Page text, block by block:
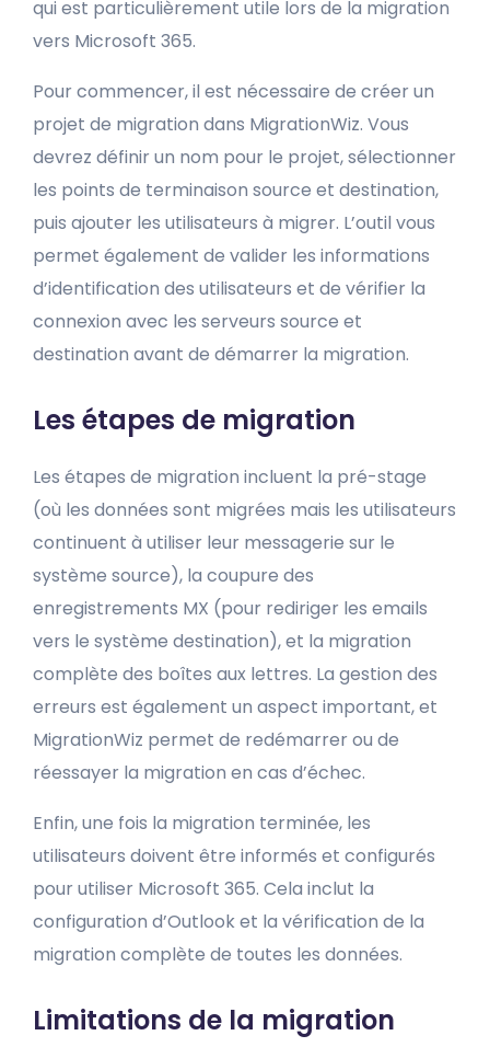
qui est particulièrement utile lors de la migration
vers Microsoft 365.
Pour commencer, il est nécessaire de créer un
projet de migration dans MigrationWiz. Vous
devrez définir un nom pour le projet, sélectionner
les points de terminaison source et destination,
puis ajouter les utilisateurs à migrer. L’outil vous
permet également de valider les informations
d’identification des utilisateurs et de vérifier la
connexion avec les serveurs source et
destination avant de démarrer la migration.
Les étapes de migration
Les étapes de migration incluent la pré-stage
(où les données sont migrées mais les utilisateurs
continuent à utiliser leur messagerie sur le
système source), la coupure des
enregistrements MX (pour rediriger les emails
vers le système destination), et la migration
complète des boîtes aux lettres. La gestion des
erreurs est également un aspect important, et
MigrationWiz permet de redémarrer ou de
réessayer la migration en cas d’échec.
Enfin, une fois la migration terminée, les
utilisateurs doivent être informés et configurés
pour utiliser Microsoft 365. Cela inclut la
configuration d’Outlook et la vérification de la
migration complète de toutes les données.
Limitations de la migration